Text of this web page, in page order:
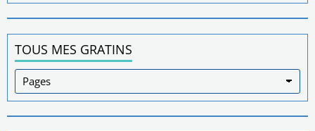
TOUS MES GRATINS